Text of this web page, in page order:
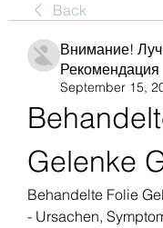
Back
Внимание!
Рекомендация
September 15,
Gelenke
Behandelte Folie
- Ursachen,